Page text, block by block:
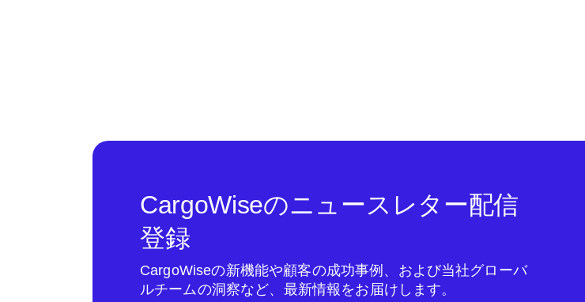
CargoWiseのニュースレター配信
登録
CargoWiseの新機能や顧客の成功事例、および当社グローバ
ルチームの洞察など、最新情報をお届けします。